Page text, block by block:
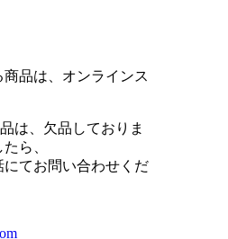
品は、オンラインス
は、欠品しておりま
ら、
てお問い合わせくだ